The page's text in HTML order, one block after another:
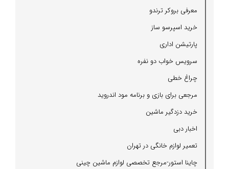
معرفی بروكر ترندو
خرید اسپرسو ساز
پارتیشن اداری
سرویس خواب دو نفره
چراغ خطی
مرجعی برای بازی و برنامه مود اندروید
خرید دزدگیر ماشین
اخبار دبی
تعمیر لوازم خانگی در تهران
چاینا استور-مرجع تخصصی لوازم ماشین چینی